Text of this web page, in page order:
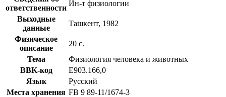
ответственности
Ин-т физиологии
Выходные
данные
Ташкент, 1982
Физическое
описание
20 с.
Тема
Физиология человека и животных
BBK-код
Е903.166,0
Язык
Русский
Места хранения FB 9 89-11/1674-3